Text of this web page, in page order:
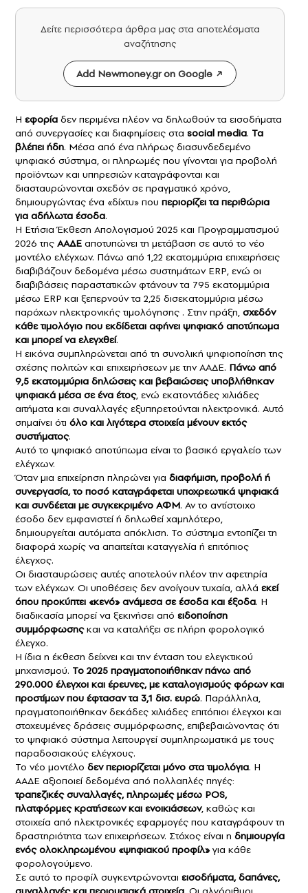
Δείτε περισσότερα άρθρα μας στα αποτελέσματα
αναζήτησης
Add Newmoney.gr on Google
Η εφορία δεν περιμένει πλέον να δηλωθούν τα εισοδήματα
από συνεργασίες και διαφημίσεις στα social media. Τα
βλέπει ήδη. Μέσα από ένα πλήρως διασυνδεδεμένο
ψηφιακό σύστημα, οι πληρωμές που γίνονται για προβολή
προϊόντων και υπηρεσιών καταγράφονται και
διασταυρώνονται σχεδόν σε πραγματικό χρόνο,
δημιουργώντας ένα «δίχτυ» που περιορίζει τα περιθώρια
για αδήλωτα έσοδα.
Η Ετήσια Έκθεση Απολογισμού 2025 και Προγραμματισμού
2026 της ΑΑΔΕ αποτυπώνει τη μετάβαση σε αυτό το νέο
μοντέλο ελέγχων. Πάνω από 1,22 εκατομμύρια επιχειρήσεις
διαβιβάζουν δεδομένα μέσω συστημάτων ERP, ενώ οι
διαβιβάσεις παραστατικών φτάνουν τα 795 εκατομμύρια
μέσω ERP και ξεπερνούν τα 2,25 δισεκατομμύρια μέσω
παρόχων ηλεκτρονικής τιμολόγησης . Στην πράξη, σχεδόν
κάθε τιμολόγιο που εκδίδεται αφήνει ψηφιακό αποτύπωμα
και μπορεί να ελεγχθεί.
Η εικόνα συμπληρώνεται από τη συνολική ψηφιοποίηση της
σχέσης πολιτών και επιχειρήσεων με την ΑΑΔΕ. Πάνω από
9,5 εκατομμύρια δηλώσεις και βεβαιώσεις υποβλήθηκαν
ψηφιακά μέσα σε ένα έτος, ενώ εκατοντάδες χιλιάδες
αιτήματα και συναλλαγές εξυπηρετούνται ηλεκτρονικά. Αυτό
σημαίνει ότι όλο και λιγότερα στοιχεία μένουν εκτός
συστήματος.
Αυτό το ψηφιακό αποτύπωμα είναι το βασικό εργαλείο των
ελέγχων.
Όταν μια επιχείρηση πληρώνει για διαφήμιση, προβολή ή
συνεργασία, το ποσό καταγράφεται υποχρεωτικά ψηφιακά
και συνδέεται με συγκεκριμένο ΑΦΜ. Αν το αντίστοιχο
έσοδο δεν εμφανιστεί ή δηλωθεί χαμηλότερο,
δημιουργείται αυτόματα απόκλιση. Το σύστημα εντοπίζει τη
διαφορά χωρίς να απαιτείται καταγγελία ή επιτόπιος
έλεγχος.
Οι διασταυρώσεις αυτές αποτελούν πλέον την αφετηρία
των ελέγχων. Οι υποθέσεις δεν ανοίγουν τυχαία, αλλά εκεί
όπου προκύπτει «κενό» ανάμεσα σε έσοδα και έξοδα. Η
διαδικασία μπορεί να ξεκινήσει από ειδοποίηση
συμμόρφωσηςκαι να καταλήξει σε πλήρη φορολογικό
έλεγχο.
Η ίδια η έκθεση δείχνει και την ένταση του ελεγκτικού
μηχανισμού. Το 2025 πραγματοποιήθηκαν πάνω από
290.000 έλεγχοι και έρευνες, με καταλογισμούς φόρων και
προστίμων που έφτασαν τα 3,1 δισ. ευρώ. Παράλληλα,
πραγματοποιήθηκαν δεκάδες χιλιάδες επιτόπιοι έλεγχοι και
στοχευμένες δράσεις συμμόρφωσης, επιβεβαιώνοντας ότι
το ψηφιακό σύστημα λειτουργεί συμπληρωματικά με τους
παραδοσιακούς ελέγχους.
Το νέο μοντέλο δεν περιορίζεται μόνο στα τιμολόγια. Η
ΑΑΔΕ αξιοποιεί δεδομένα από πολλαπλές πηγές:
τραπεζικές συναλλαγές, πληρωμές μέσω POS,
πλατφόρμες κρατήσεων και ενοικιάσεων, καθώς και
στοιχεία από ηλεκτρονικές εφαρμογές που καταγράφουν τη
δραστηριότητα των επιχειρήσεων. Στόχος είναι η δημιουργία
ενός ολοκληρωμένου «ψηφιακού προφίλ» για κάθε
φορολογούμενο.
Σε αυτό το προφίλ συγκεντρώνονται εισοδήματα, δαπάνες,